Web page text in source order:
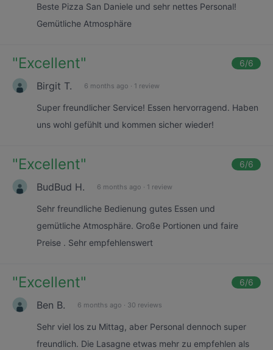
Beste Pizza San Daniele und sehr nettes Personal!
Gemütliche Atmosphäre
"Excellent" 6/6
Birgit T. 6 months ago · 1 review
Super freundlicher Service! Essen hervorragend. Haben
uns wohl gefühlt und kommen sicher wieder!
"Excellent" 6/6
BudBud H. 6 months ago · 1 review
Sehr freundliche Bedienung gutes Essen und
gemütliche Atmosphäre. Große Portionen und faire
Preise . Sehr empfehlenswert
"Excellent" 6/6
Ben B. 6 months ago · 30 reviews
Sehr viel los zu Mittag, aber Personal dennoch super
freundlich. Die Lasagne etwas mehr zu empfehlen als